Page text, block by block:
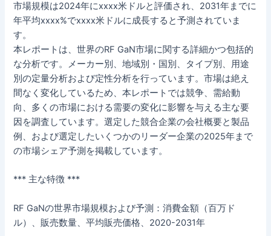
市場規模は2024年にxxxx米ドルと評価され、2031年までに
年平均xxxx%でxxxx米ドルに成長すると予測されていま
す。
本レポートは、世界のRF GaN市場に関する詳細かつ包括的
な分析です。メーカー別、地域別・国別、タイプ別、用途
別の定量分析および定性分析を行っています。市場は絶え
間なく変化しているため、本レポートでは競争、需給動
向、多くの市場における需要の変化に影響を与える主な要
因を調査しています。選定した競合企業の会社概要と製品
例、および選定したいくつかのリーダー企業の2025年まで
の市場シェア予測を掲載しています。
*** 主な特徴 ***
RF GaNの世界市場規模および予測：消費金額（百万ド
ル）、販売数量、平均販売価格、2020-2031年